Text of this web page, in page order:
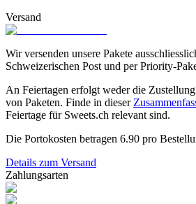
Versand
Wir versenden unsere Pakete
Schweizerischen Post und per Priority-
An Feiertagen erfolgt weder die
von Paketen. Finde in dieser
Feiertage für Sweets.ch relevant sind.
Die Portokosten betragen 6.90 pro
Details zum Versand
Zahlungsarten